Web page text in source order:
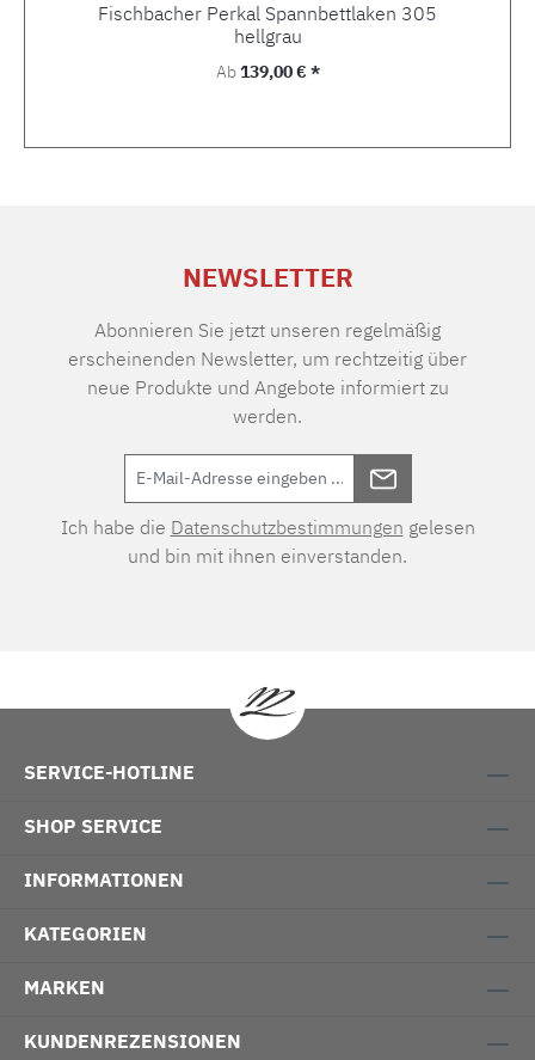
Fischbacher Perkal Spannbettlaken 305
hellgrau
Regulärer Preis:
Ab139,00 € *
NEWSLETTER
Abonnieren Sie jetzt unseren regelmäßig
erscheinenden Newsletter, um rechtzeitig über
neue Produkte und Angebote informiert zu
werden.
Ich habe die Datenschutzbestimmungen gelesen
und bin mit ihnen einverstanden.
SERVICE-HOTLINE
SHOP SERVICE
INFORMATIONEN
KATEGORIEN
MARKEN
KUNDENREZENSIONEN